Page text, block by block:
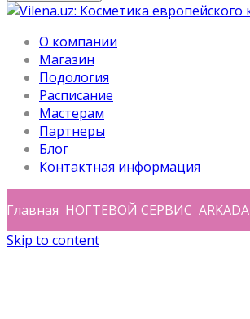
О компании
Магазин
Подология
Расписание
Мастерам
Партнеры
Блог
Контактная информация
Главная НОГТЕВОЙ СЕРВИС ARKADA
Skip to content